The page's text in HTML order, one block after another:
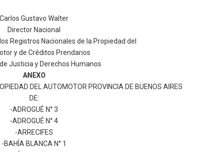
Carlos Gustavo Walter
Director Nacional
Registros Nacionales de la Propiedad del
y de Créditos Prendarios
Justicia y Derechos Humanos
ANEXO
DEL AUTOMOTOR PROVINCIA DE BUENOS AIRES
DE:
-ADROGUÉ N° 3
-ADROGUÉ N° 4
-ARRECIFES
-BAHÍA BLANCA N° 1